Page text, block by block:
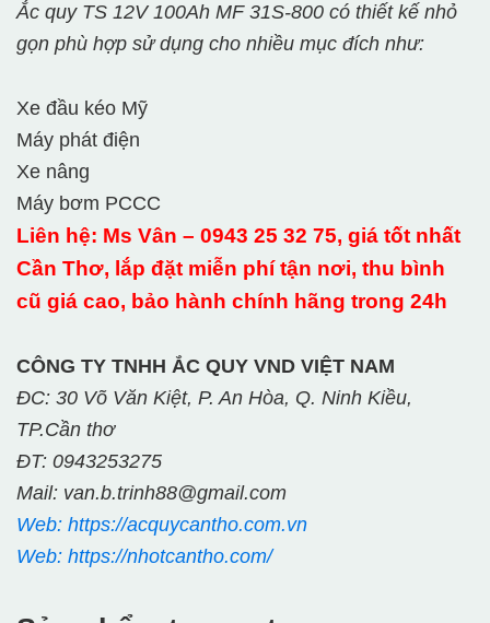
Ắc quy TS 12V 100Ah MF 31S-800 có thiết kế nhỏ
gọn phù hợp sử dụng cho nhiều mục đích như:
Xe đầu kéo Mỹ
Máy phát điện
Xe nâng
Máy bơm PCCC
Liên hệ: Ms Vân – 0943 25 32 75, giá tốt nhất
Cần Thơ, lắp đặt miễn phí tận nơi, thu bình
cũ giá cao, bảo hành chính hãng trong 24h
CÔNG TY TNHH ẮC QUY VND VIỆT NAM
ĐC: 30 Võ Văn Kiệt, P. An Hòa, Q. Ninh Kiều,
TP.Cần thơ
ĐT: 0943253275
Mail: van.b.trinh88@gmail.com
Web: https://acquycantho.com.vn
Web: https://nhotcantho.com/